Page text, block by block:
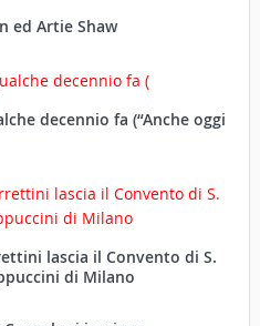
ed Artie Shaw
decennio fa (“Anche oggi
lascia il Convento di S.
di Milano